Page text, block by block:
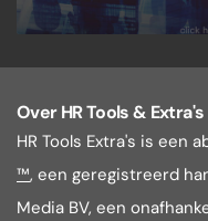
Over HR Tools & Extra's
HR Tools Extra's is een
™, een geregistreerd
Media BV, een